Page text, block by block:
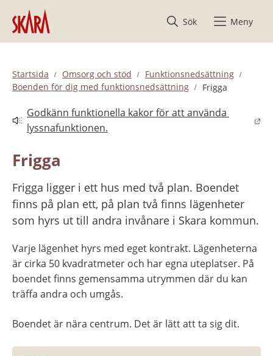
Hoppa till innehåll
Sök
Meny
Startsida Omsorg och stöd
Funktionsnedsättning
Boenden för dig med funktionsnedsättning
Frigga
Godkänn funktionella kakor för att använda
lyssnafunktionen.
Länk till annan webbplats.
Frigga
Frigga ligger i ett hus med två plan. Boendet
finns på plan ett, på plan två finns lägenheter
som hyrs ut till andra invånare i Skara kommun.
Varje lägenhet hyrs med eget kontrakt. Lägenheterna
är cirka 50 kvadratmeter och har egna uteplatser. På
boendet finns gemensamma utrymmen där du kan
träffa andra och umgås.
Boendet är nära centrum. Det är lätt att ta sig dit.